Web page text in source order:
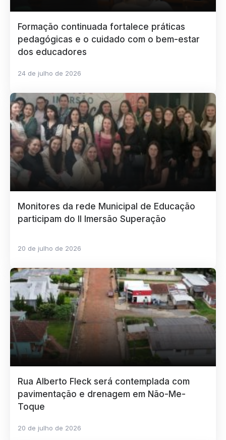
Formação continuada fortalece práticas
pedagógicas e o cuidado com o bem-estar
dos educadores
24 de julho de 2026
Monitores da rede Municipal de Educação
participam do II Imersão Superação
20 de julho de 2026
Rua Alberto Fleck será contemplada com
pavimentação e drenagem em Não-Me-
Toque
20 de julho de 2026